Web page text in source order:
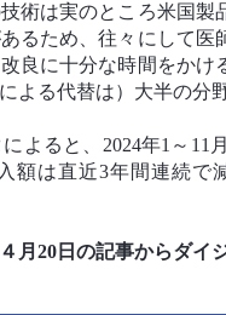
術は実のところ米国
るため、往々にして
良に十分な時間をか
よる代替は）大半の分
よると、2024年1～
額は直近3年間連続で
月20日の記事からダイ